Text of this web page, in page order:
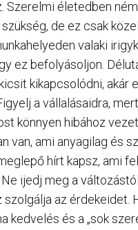
Szerelmi életedben
de ez csak
valaki
ez befolyásoljon.
kikapcsolódni, akár
a vállalásaidra,
könnyen hibához
van, ami anyagilag és
hírt kapsz, ami
ijedj meg a
szolgálja az érdekeidet.
kedvelés és a „sok